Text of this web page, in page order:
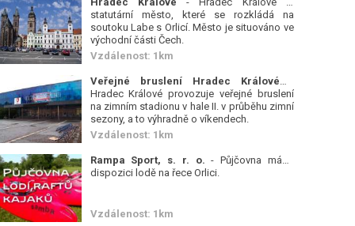
statutární město, které se rozkládá na
soutoku Labe s Orlicí. Město je situováno ve
východní části Čech.
Vzdálenost: 1km
Hradec Králové provozuje veřejné bruslení
na zimním stadionu v hale II. v průběhu zimní
sezony, a to výhradně o víkendech.
Vzdálenost: 1km
Rampa Sport, s. r. o. - Půjčovna má k
dispozici lodě na řece Orlici.
Vzdálenost: 1km